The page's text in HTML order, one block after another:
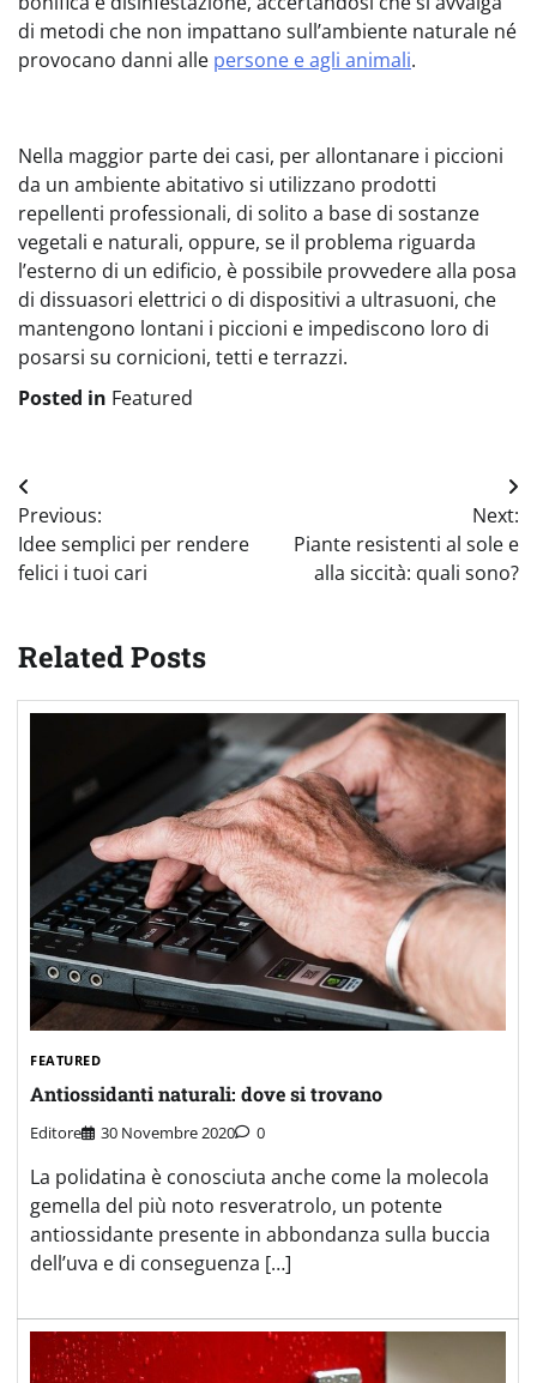
di metodi che non impattano sull’ambiente naturale né
provocano danni alle persone e agli animali.
Nella maggior parte dei casi, per allontanare i piccioni
da un ambiente abitativo si utilizzano prodotti
repellenti professionali, di solito a base di sostanze
vegetali e naturali, oppure, se il problema riguarda
l’esterno di un edificio, è possibile provvedere alla posa
di dissuasori elettrici o di dispositivi a ultrasuoni, che
mantengono lontani i piccioni e impediscono loro di
posarsi su cornicioni, tetti e terrazzi.
Posted in Featured
Navigazione
articoli
Previous:
Idee semplici per rendere
felici i tuoi cari
Next:
Piante resistenti al sole e
alla siccità: quali sono?
Related Posts
FEATURED
Antiossidanti naturali: dove si trovano
Editore 30 Novembre 2020 0
La polidatina è conosciuta anche come la molecola
gemella del più noto resveratrolo, un potente
antiossidante presente in abbondanza sulla buccia
dell’uva e di conseguenza […]